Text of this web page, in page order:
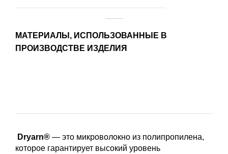
МАТЕРИАЛЫ, ИСПОЛЬЗОВАННЫЕ В
ПРОИЗВОДСТВЕ ИЗДЕЛИЯ
Dryarn® — это микроволокно из полипропилена,
которое гарантирует высокий уровень